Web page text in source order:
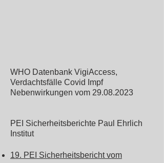
WHO Datenbank VigiAccess,
Verdachtsfälle Covid Impf
Nebenwirkungen vom 29.08.2023
PEI Sicherheitsberichte Paul Ehrlich
Institut
19. PEI Sicherheitsbericht vom